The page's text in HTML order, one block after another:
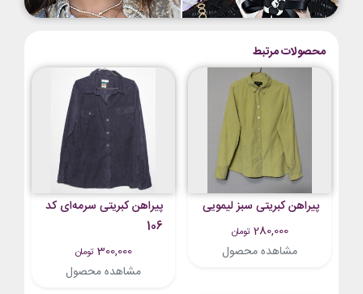
محصولات مرتبط
پیراهن کبریتی سبز لیمویی
280,000 تومان
مشاهده محصول
پیراهن کبریتی سرمه‌ای کد
106
300,000 تومان
مشاهده محصول